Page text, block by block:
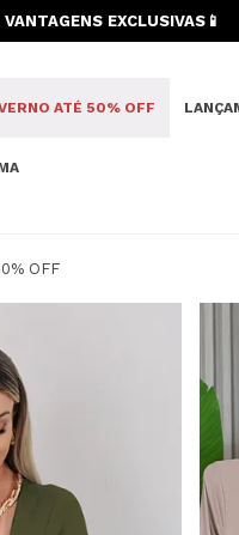
EXCLUSIVAS📱
ATÉ 50% OFF
OFF